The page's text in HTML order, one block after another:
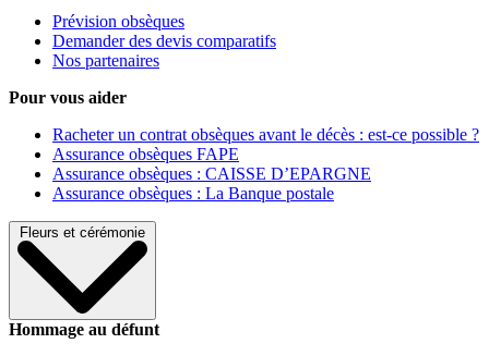
Prévision obsèques
Demander des devis comparatifs
Nos partenaires
Pour vous aider
Racheter un contrat obsèques avant le décès : est-ce possible ?
Assurance obsèques FAPE
Assurance obsèques : CAISSE D’EPARGNE
Assurance obsèques : La Banque postale
Fleurs et cérémonie
Hommage au défunt